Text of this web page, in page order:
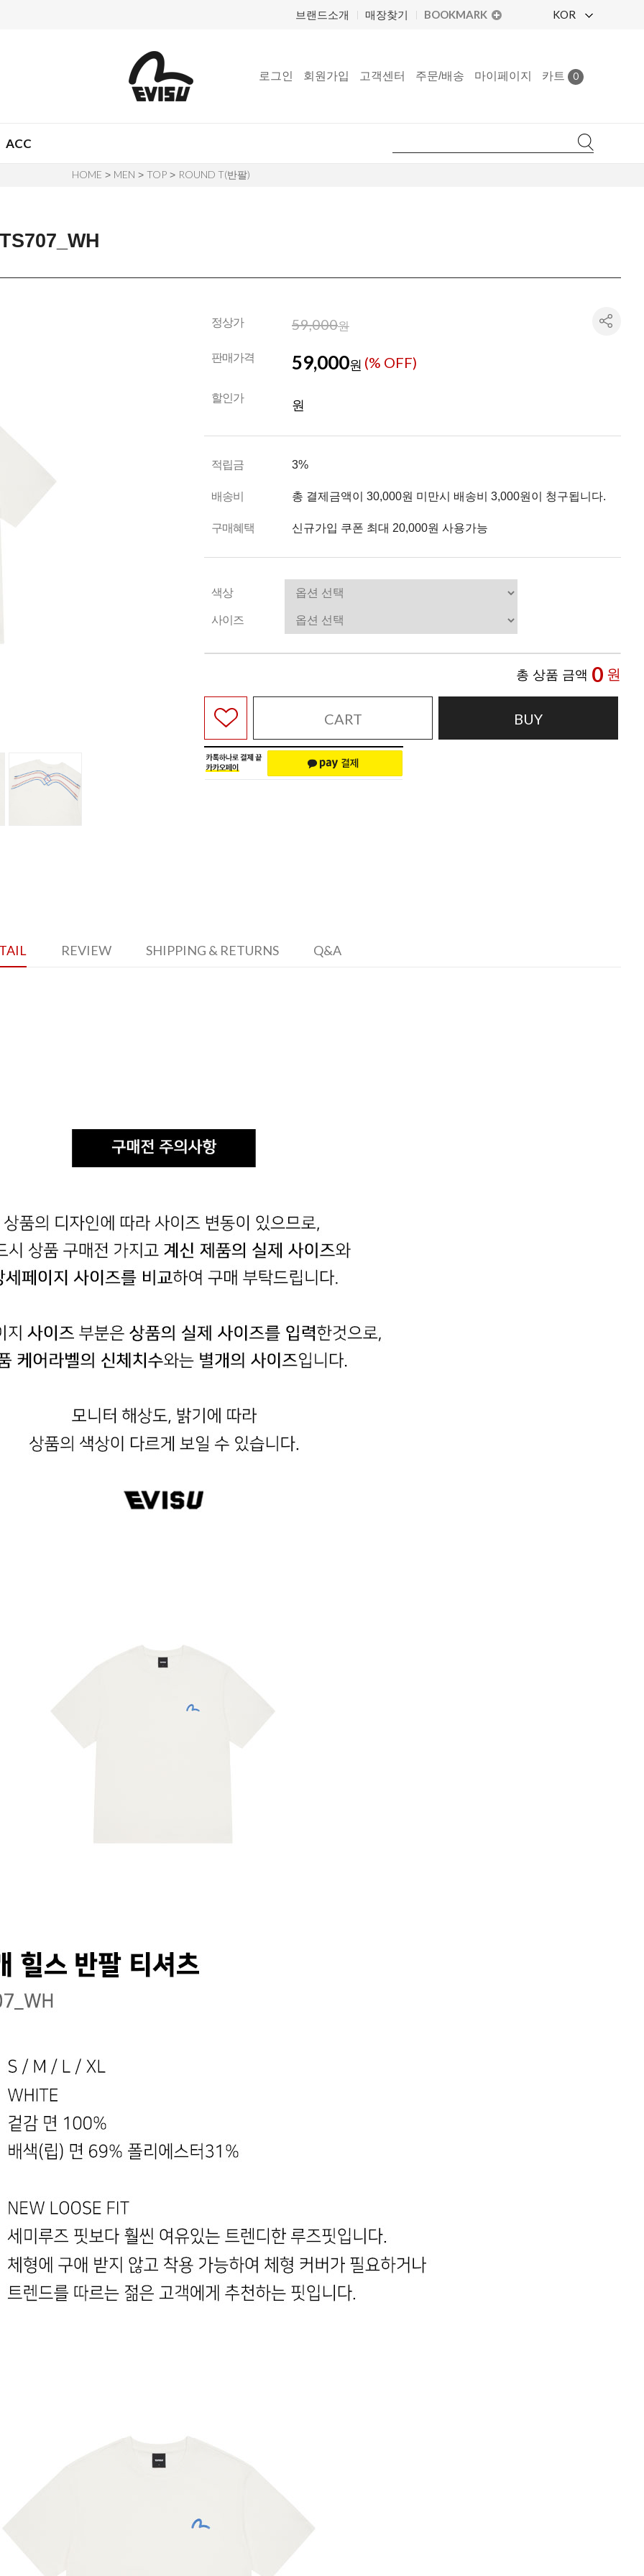
브랜드소개 매장찾기 BOOKMARK KOR
로그인 회원가입 고객센터 주문/배송 마이페이지 카트 0
ACC
HOME > MEN > TOP > ROUND T(반팔)
정상가 59,000원
판매가격 59,000원 (% OFF)
할인가 원
적립금 3%
배송비 총 결제금액이 30,000원 미만시 배송비 3,000원이 청구됩니다.
구매혜택 신규가입 쿠폰 최대 20,000원 사용가능
색상
사이즈
총 상품 금액 0 원
CART BUY
REVIEW SHIPPING & RETURNS Q&A